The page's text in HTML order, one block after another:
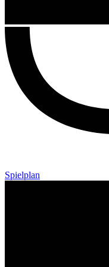
Spielplan